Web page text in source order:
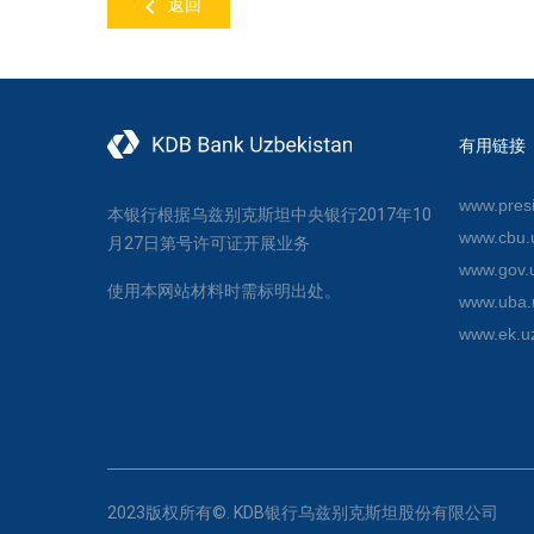
返回
本银行根据乌兹别克斯坦中央银行2017年10
月27日第号许可证开展业务
使用本网站材料时需标明出处。
有用链接
2023版权所有©. KDB银行乌兹别克斯坦股份有限公司